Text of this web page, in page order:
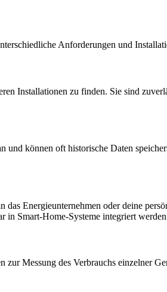
Anforderungen und
Installationen zu finden. Sie sind
können oft historische Daten
das Energieunternehmen oder deine
in Smart-Home-Systeme integriert
Messung des Verbrauchs einzelner